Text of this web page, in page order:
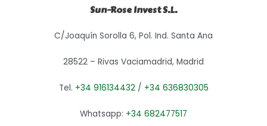
Sun-Rose Invest S.L.
C/Joaquín Sorolla 6, Pol. Ind. Santa Ana
28522 – Rivas Vaciamadrid, Madrid
Tel. +34 916134432/ +34 636830305
Whatsapp: +34 682477517